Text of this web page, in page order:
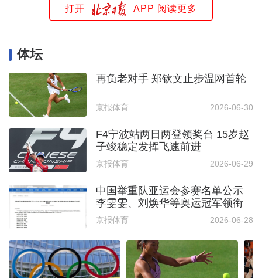
打开 APP 阅读更多
体坛
再负老对手 郑钦文止步温网首轮
京报体育 2026-06-30
F4宁波站两日两登领奖台 15岁赵
子竣稳定发挥飞速前进
京报体育 2026-06-29
中国举重队亚运会参赛名单公示
李雯雯、刘焕华等奥运冠军领衔
京报体育 2026-06-28